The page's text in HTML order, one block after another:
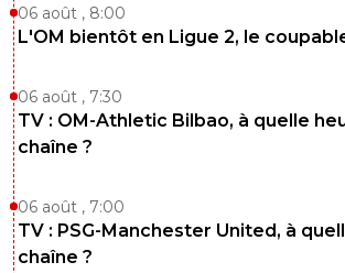
06 août , 8:00
L'OM bientôt en Ligue 2, le
06 août , 7:30
TV : OM-Athletic Bilbao, à quelle
chaîne ?
06 août , 7:00
TV : PSG-Manchester United, à
chaîne ?